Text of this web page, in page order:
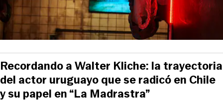
Recordando a Walter Kliche: la trayectoria
del actor uruguayo que se radicó en Chile
y su papel en “La Madrastra”